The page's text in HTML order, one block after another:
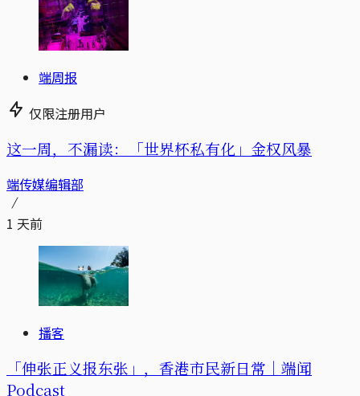
端周报
仅限注册用户
这一周，不漏读：「世界杯私有化」金权风暴
端传媒编辑部
1 天前
播客
「伸张正义报东张」，香港市民新日常｜端闻
Podcast